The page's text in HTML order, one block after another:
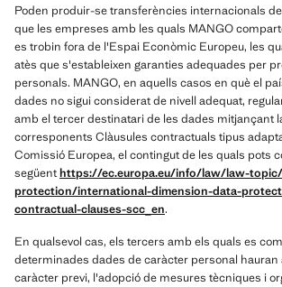
Poden produir-se transferències internacionals
que les empreses amb les quals MANGO
es trobin fora de l'Espai Econòmic Europeu, les
atès que s'estableixen garanties adequades per
personals. MANGO, en aquells casos en què el
dades no sigui considerat de nivell adequat,
amb el tercer destinatari de les dades mitjançant
corresponents Clàusules contractuals tipus
Comissió Europea, el contingut de les quals pots
següenthttps://ec.europa.eu/info/law/law-
protection/international-dimension-data-
contractual-clauses-scc_en.
En qualsevol cas, els tercers amb els quals es
determinades dades de caràcter personal hauran
caràcter previ, l'adopció de mesures tècniques i